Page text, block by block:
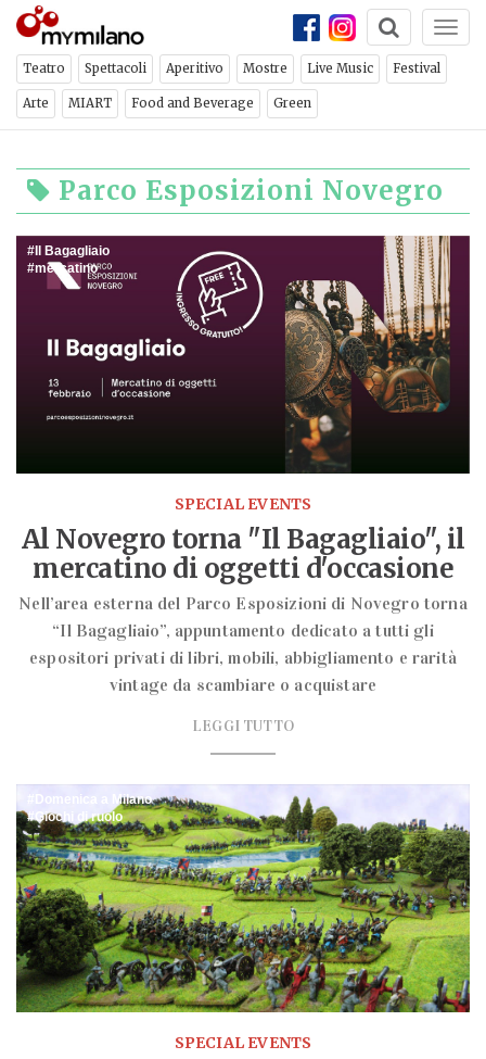
Teatro Spettacoli Aperitivo Mostre Live Music Festival
Arte MIART Food and Beverage Green
Parco Esposizioni Novegro
Il Bagagliaio
mercatino
SPECIAL EVENTS
Al Novegro torna "Il Bagagliaio", il
mercatino di oggetti d'occasione
Nell’area esterna del Parco Esposizioni di Novegro torna
“Il Bagagliaio”, appuntamento dedicato a tutti gli
espositori privati di libri, mobili, abbigliamento e rarità
vintage da scambiare o acquistare
LEGGI TUTTO
Domenica a Milano
Giochi di ruolo
SPECIAL EVENTS